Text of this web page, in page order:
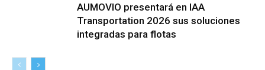
AUMOVIO presentará en IAA
Transportation 2026 sus soluciones
integradas para flotas